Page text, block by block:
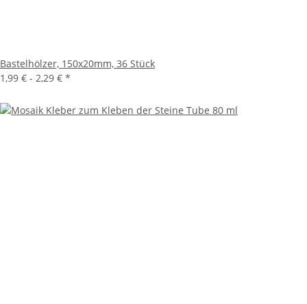
Bastelhölzer, 150x20mm, 36 Stück
1,99 € - 2,29 € *